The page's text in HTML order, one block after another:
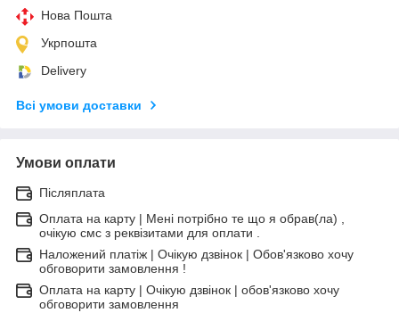
Нова Пошта
Укрпошта
Delivery
Всі умови доставки
Умови оплати
Післяплата
Оплата на карту | Мені потрібно те що я обрав(ла) ,
очікую смс з реквізитами для оплати .
Наложений платіж | Очікую дзвінок | Обов'язково хочу
обговорити замовлення !
Оплата на карту | Очікую дзвінок | обов'язково хочу
обговорити замовлення